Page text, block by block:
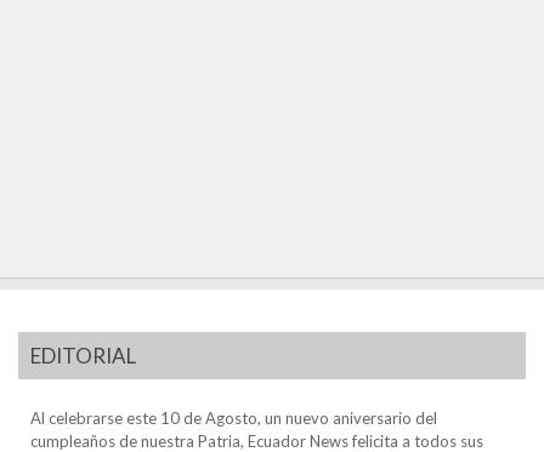
EDITORIAL
Al celebrarse este 10 de Agosto, un nuevo aniversario del
cumpleaños de nuestra Patria, Ecuador News felicita a todos sus